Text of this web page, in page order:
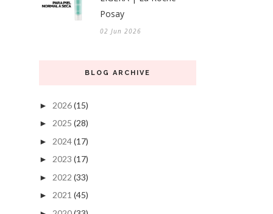
Posay
02 Jun 2026
BLOG ARCHIVE
► 2026(15)
► 2025 (28)
► 2024(17)
► 2023 (17)
► 2022 (33)
► 2021 (45)